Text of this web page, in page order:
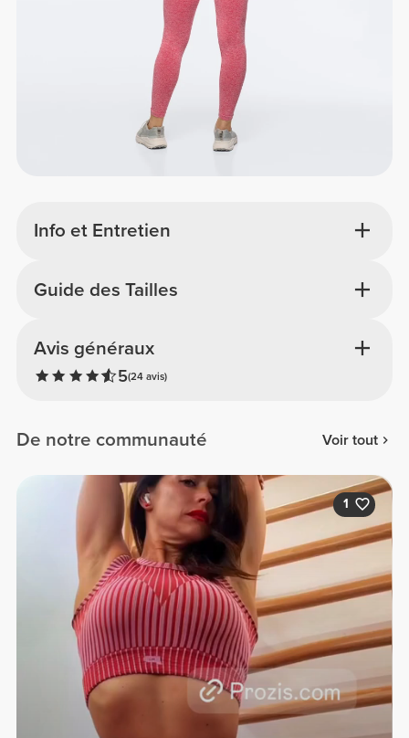
Info et Entretien
Avis généraux
5(24 avis)
Guide des Tailles
De notre communauté Voir tout
1